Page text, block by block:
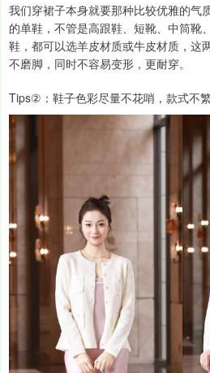
我们穿裙子本身就要那种比较优雅的气
的单鞋，不管是高跟鞋、短靴、中筒靴
鞋，都可以选羊皮材质或牛皮材质，这
不磨脚，同时不容易变形，更耐穿。
Tips②：鞋子色彩尽量不花哨，款式不